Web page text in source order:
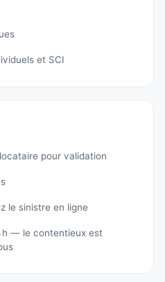
et SCI
pour validation
le sinistre en ligne
h — le contentieux est